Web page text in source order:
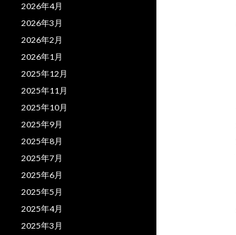
2026年4月
2026年3月
2026年2月
2026年1月
2025年12月
2025年11月
2025年10月
2025年9月
2025年8月
2025年7月
2025年6月
2025年5月
2025年4月
2025年3月